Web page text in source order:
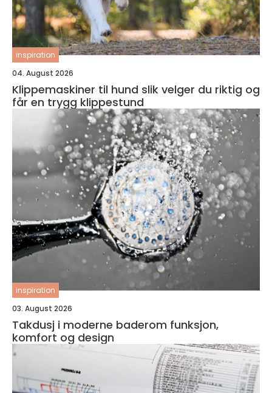
inspiration
04. August 2026
Klippemaskiner til hund slik velger du riktig og
får en trygg klippestund
inspiration
03. August 2026
Takdusj i moderne baderom funksjon,
komfort og design